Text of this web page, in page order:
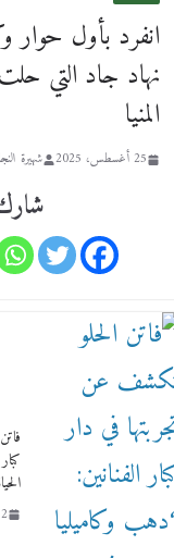
انفرد بأول حوار
نهاد جاد التي
المنيا
25 أغسطس، 2025 شهيرة
12